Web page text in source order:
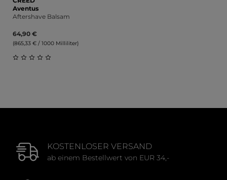
Aventus
Aftershave Balsam
64,90 €
(865,33 € / 1000 Milliliter)
KOSTENLOSER VERSAND
ab einem Bestellwert von EUR 34,-